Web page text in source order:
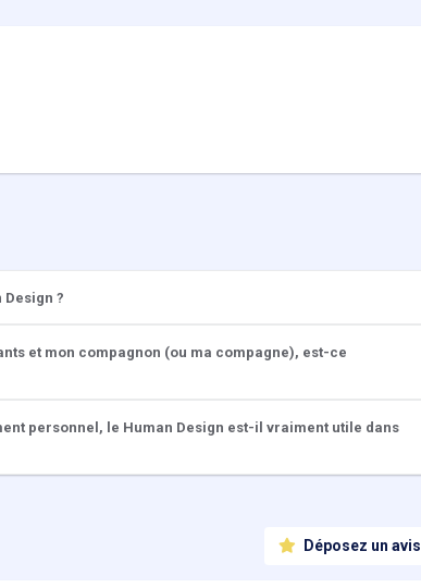
?
et mon compagnon (ou ma compagne), est-ce
personnel, le Human Design est-il vraiment utile dans
Déposez un avis